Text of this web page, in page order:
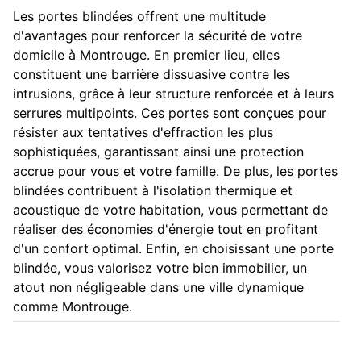
Les portes blindées offrent une multitude
d'avantages pour renforcer la sécurité de votre
domicile à Montrouge. En premier lieu, elles
constituent une barrière dissuasive contre les
intrusions, grâce à leur structure renforcée et à leurs
serrures multipoints. Ces portes sont conçues pour
résister aux tentatives d'effraction les plus
sophistiquées, garantissant ainsi une protection
accrue pour vous et votre famille. De plus, les portes
blindées contribuent à l'isolation thermique et
acoustique de votre habitation, vous permettant de
réaliser des économies d'énergie tout en profitant
d'un confort optimal. Enfin, en choisissant une porte
blindée, vous valorisez votre bien immobilier, un
atout non négligeable dans une ville dynamique
comme Montrouge.